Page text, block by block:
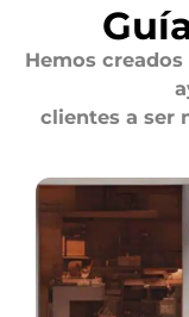
Hemos
clientes a ser